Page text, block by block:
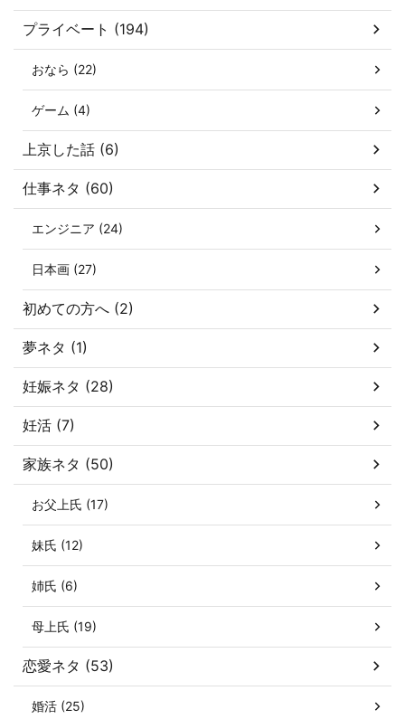
プライベート (194)
おなら (22)
ゲーム (4)
上京した話 (6)
仕事ネタ (60)
エンジニア (24)
日本画 (27)
初めての方へ (2)
夢ネタ (1)
妊娠ネタ (28)
妊活 (7)
家族ネタ (50)
お父上氏 (17)
妹氏 (12)
姉氏 (6)
母上氏 (19)
恋愛ネタ (53)
婚活 (25)